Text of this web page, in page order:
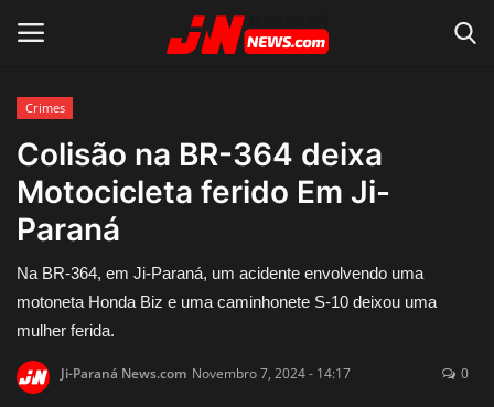
Home
Acidente
Notícias do Mundo
Crimes
Colisão na BR-364 deixa
Motocicleta ferido Em Ji-
Paraná
Na BR-364, em Ji-Paraná, um acidente envolvendo uma
motoneta Honda Biz e uma caminhonete S-10 deixou uma
mulher ferida.
Ji-Paraná News.com Novembro 7, 2024 - 14:17 0